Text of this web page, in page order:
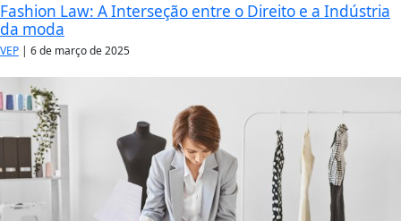
Fashion Law: A Interseção entre o Direito e a Indústria
da moda
VEP | 6 de março de 2025